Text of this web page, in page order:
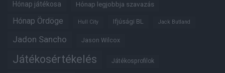
Hónap játékosa Hónap legjobbja szavazás
Hónap Ördöge Hull City Ifjúsági BL Jack Butland
Jadon Sancho Jason Wilcox
Játékosértékelés Játékosprofilok